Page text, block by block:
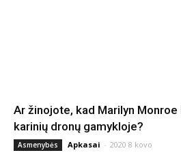
Ar žinojote, kad Marilyn
karinių dronų gamykloje?
Asmenybės Apkasai - 2020 8 kovo